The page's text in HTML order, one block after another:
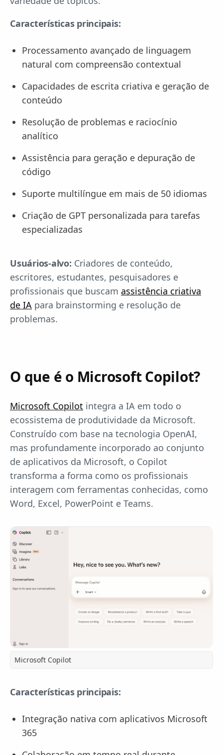
Características principais:
Processamento avançado de linguagem
natural com compreensão contextual
Capacidades de escrita criativa e geração de
conteúdo
Resolução de problemas e raciocínio
analítico
Assistência para geração e depuração de
código
Suporte multilíngue em mais de 50 idiomas
Criação de GPT personalizada para tarefas
especializadas
Usuários-alvo: Criadores de conteúdo,
escritores, estudantes, pesquisadores e
profissionais que buscam assistência criativa
de IA para brainstorming e resolução de
problemas.
O que é o Microsoft Copilot?
Microsoft Copilot integra a IA em todo o
ecossistema de produtividade da Microsoft.
Construído com base na tecnologia OpenAI,
mas profundamente incorporado ao conjunto
de aplicativos da Microsoft, o Copilot
transforma a forma como os profissionais
interagem com ferramentas conhecidas, como
Word, Excel, PowerPoint e Teams.
Microsoft Copilot
Características principais:
Integração nativa com aplicativos Microsoft
365